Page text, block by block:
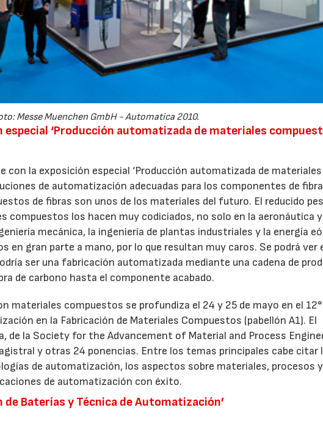
Messe Muenchen GmbH - Automatica 2010.
‘Producción automatizada de materiales
la exposición especial ‘Producción automatizada de materiales
de automatización adecuadas para los componentes de
de fibras son unos de los materiales del futuro. El reducido
compuestos los hacen muy codiciados, no solo en la aeronáutica
mecánica, la ingeniería de plantas industriales y la energía
en gran parte a mano, por lo que resultan muy caros. Se podrá ver
ser una fabricación automatizada mediante una cadena de
de carbono hasta el componente acabado.
materiales compuestos se profundiza el 24 y 25 de mayo en el 12°
en la Fabricación de Materiales Compuestos (pabellón A1). El
de la Society for the Advancement of Material and Process
y otras 24 ponencias. Entre los temas principales cabe citar
de automatización, los aspectos sobre materiales, procesos y
de automatización con éxito.
de Baterías y Técnica de Automatización’